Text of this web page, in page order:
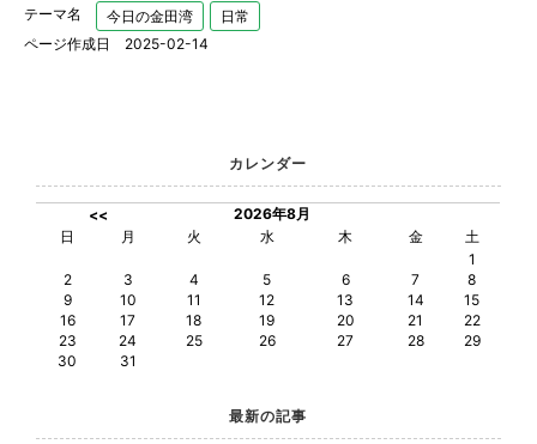
テーマ名 今日の金田湾
日常
ページ作成日 2025-02-14
カレンダー
<<
2026年8月
日
月 火 水 木 金
土
1
2
3 4 5 6 7
8
9
10 11 12 13 14
15
16
17 18 19 20 21
22
23
24 25 26 27 28
29
30
31
最新の記事